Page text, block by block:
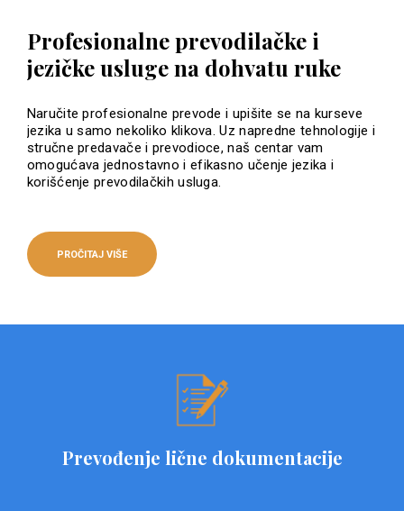
Profesionalne prevodilačke i
jezičke usluge na dohvatu ruke
Naručite profesionalne prevode i upišite se na kurseve
jezika u samo nekoliko klikova. Uz napredne tehnologije i
stručne predavače i prevodioce, naš centar vam
omogućava jednostavno i efikasno učenje jezika i
korišćenje prevodilačkih usluga.
PROČITAJ VIŠE
Prevođenje lične dokumentacije